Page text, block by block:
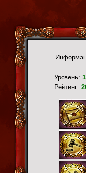
Уровень:
Рейтинг: